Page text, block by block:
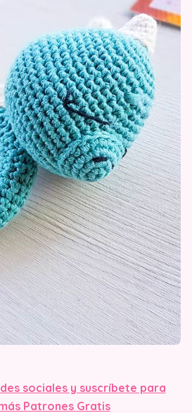
sociales y suscríbete para
Patrones Gratis